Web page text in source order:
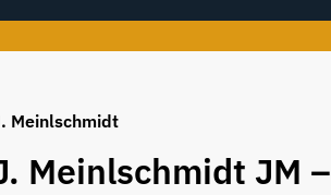
Meinlschmidt
Meinlschmidt JM –